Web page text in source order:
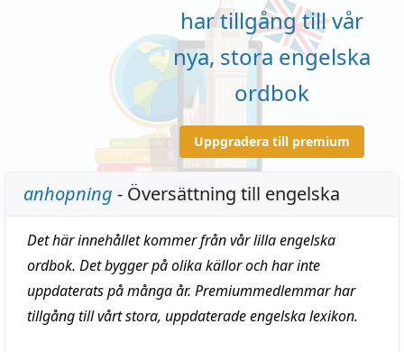
har tillgång till vår
nya, stora engelska
ordbok
Uppgradera till premium
anhopning - Översättning till engelska
Det här innehållet kommer från vår lilla engelska
ordbok. Det bygger på olika källor och har inte
uppdaterats på många år. Premiummedlemmar har
tillgång till vårt stora, uppdaterade engelska lexikon.